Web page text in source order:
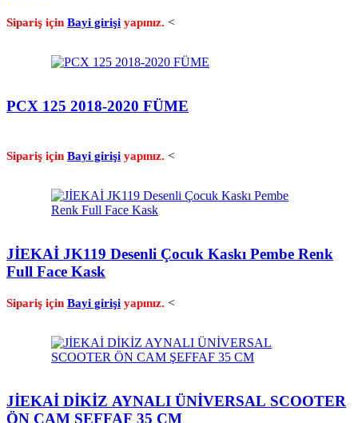
Sipariş için Bayi girişi yapınız. <
PCX 125 2018-2020 FÜME
Sipariş için Bayi girişi yapınız. <
JİEKAİ JK119 Desenli Çocuk Kaskı Pembe Renk
Full Face Kask
Sipariş için Bayi girişi yapınız. <
JİEKAİ DİKİZ AYNALI ÜNİVERSAL SCOOTER
ÖN CAM ŞEFFAF 35 CM